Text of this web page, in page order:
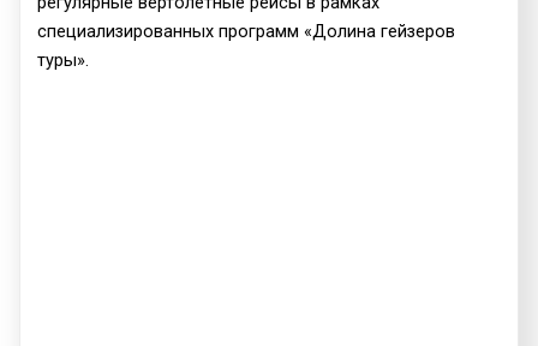
специализированных программ «Долина гейзеров
туры».